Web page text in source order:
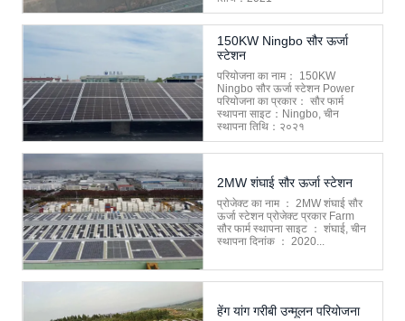
150KW Ningbo सौर ऊर्जा
स्टेशन
परियोजना का नाम： 150KW
Ningbo सौर ऊर्जा स्टेशन Power
परियोजना का प्रकार： सौर फार्म
स्थापना साइट：Ningbo, चीन
स्थापना तिथि：२०२१
2MW शंघाई सौर ऊर्जा स्टेशन
प्रोजेक्ट का नाम ： 2MW शंघाई सौर
ऊर्जा स्टेशन प्रोजेक्ट प्रकार Farm
सौर फार्म स्थापना साइट ： शंघाई, चीन
स्थापना दिनांक ： 2020...
हेंग यांग गरीबी उन्मूलन परियोजना